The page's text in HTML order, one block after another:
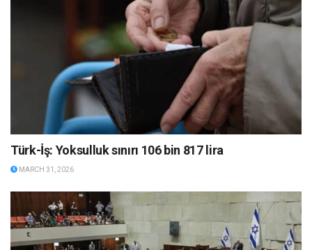
Türk-İş: Yoksulluk sınırı 106 bin 817 lira
MARCH 31, 2026